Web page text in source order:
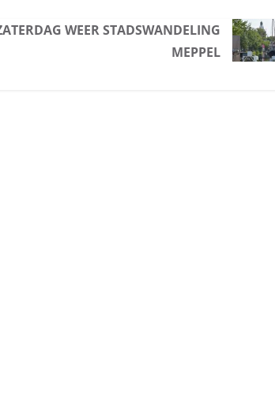
WEER STADSWANDELING
MEPPEL